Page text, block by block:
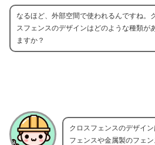
なるほど、外部空間で使われるんですね。
スフェンスのデザインはどのような種類が
ますか？
クロスフェンスのデザイ
フェンスや金属製のフェ